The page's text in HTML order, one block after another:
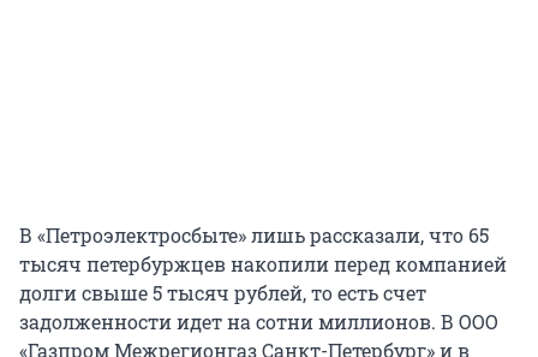
В «Петроэлектросбыте» лишь рассказали, что 65
тысяч петербуржцев накопили перед компанией
долги свыше 5 тысяч рублей, то есть счет
задолженности идет на сотни миллионов. В ООО
«Газпром Межрегионгаз Санкт-Петербург» и в